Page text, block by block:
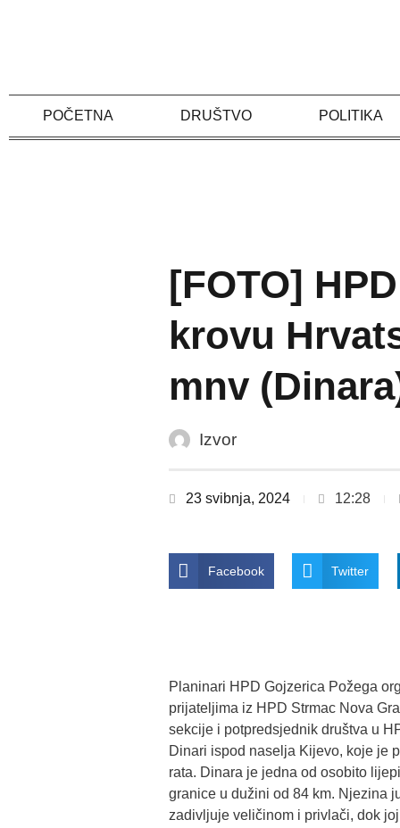
POČETNA DRUŠTVO POLITIKA
[FOTO]
krovu
mnv
Izvor
23 svibnja, 2024 12:28
Facebook Twitter
Planinari HPD Gojzerica Požega
prijateljima iz HPD Strmac Nova
sekcije i potpredsjednik društva u
Dinari ispod naselja Kijevo, koje je
rata. Dinara je jedna od osobito
granice u dužini od 84 km. Njezina
zadivljuje veličinom i privlači, dok